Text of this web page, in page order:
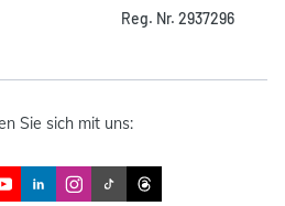
Reg. Nr. 2937296
Sie sich mit uns: